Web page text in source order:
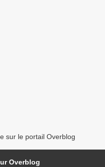
sur le portail Overblog
Overblog